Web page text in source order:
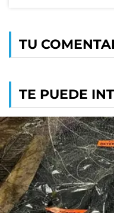
TU
TE PUEDE